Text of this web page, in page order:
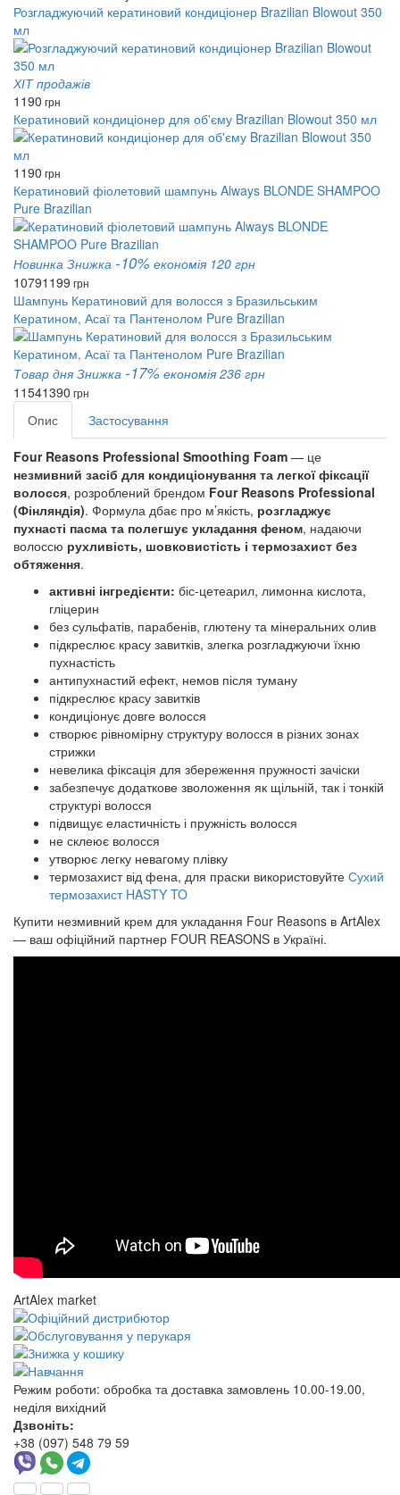
Розгладжуючий кератиновий кондиціонер Brazilian Blowout 350
мл
ХІТ продажів
1190 грн
Кератиновий кондиціонер для об'єму Brazilian Blowout 350 мл
1190 грн
Кератиновий фіолетовий шампунь Always BLONDE SHAMPOO
Pure Brazilian
Новинка Знижка -10% економія 120 грн
10791199 грн
Шампунь Кератиновий для волосся з Бразильським
Кератином, Асаї та Пантенолом Pure Brazilian
Товар дня Знижка -17% економія 236 грн
11541390 грн
Опис Застосування
Four Reasons Professional Smoothing Foam — це
незмивний засіб для кондиціонування та легкої фіксації
волосся, розроблений брендом Four Reasons Professional
(Фінляндія). Формула дбає про м’якість, розгладжує
пухнасті пасма та полегшує укладання феном, надаючи
волоссю рухливість, шовковистість і термозахист без
обтяження.
активні інгредієнти: біс-цетеарил, лимонна кислота,
гліцерин
без сульфатів, парабенів, глютену та мінеральних олив
підкреслює красу завитків, злегка розгладжуючи їхню
пухнастість
антипухнастий ефект, немов після туману
підкреслює красу завитків
кондиціонує довге волосся
створює рівномірну структуру волосся в різних зонах
стрижки
невелика фіксація для збереження пружності зачіски
забезпечує додаткове зволоження як щільній, так і тонкій
структурі волосся
підвищує еластичність і пружність волосся
не склеює волосся
утворює легку невагому плівку
термозахист від фена, для праски використовуйте Сухий
термозахист HASTY TO
Купити незмивний крем для укладання Four Reasons в ArtAlex
— ваш офіційний партнер FOUR REASONS в Україні.
ArtAlex market
Режим роботи: обробка та доставка замовлень 10.00-19.00,
неділя вихідний
Дзвоніть:
+38 (097) 548 79 59